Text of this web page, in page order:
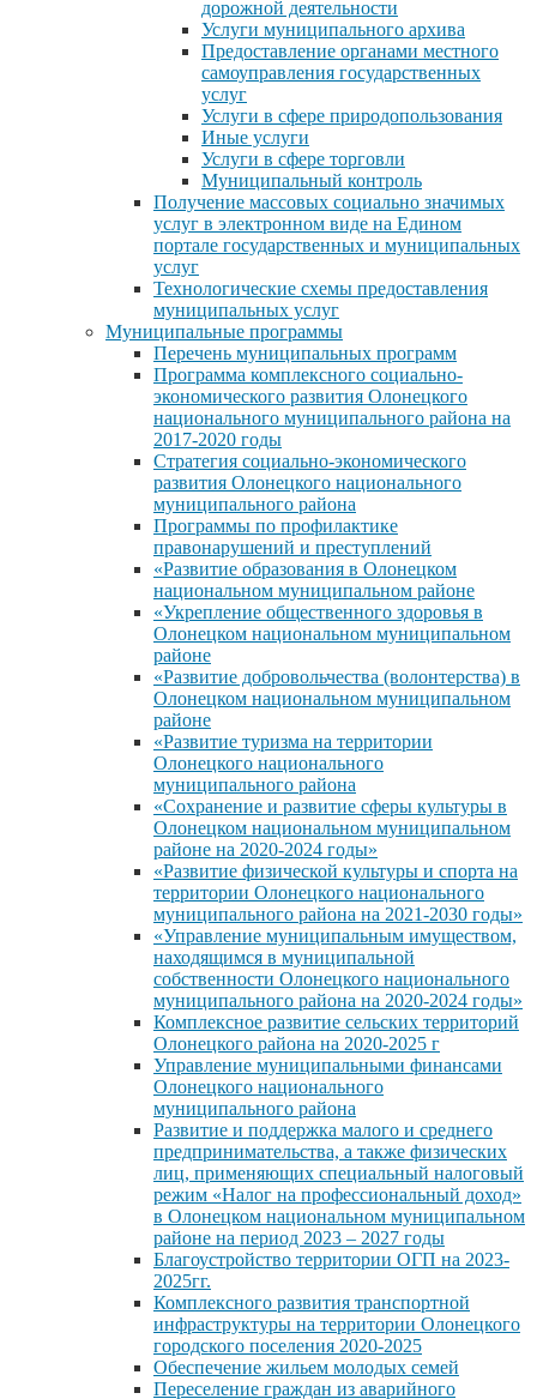
дорожной деятельности
Услуги муниципального архива
Предоставление органами местного
самоуправления государственных
услуг
Услуги в сфере природопользования
Иные услуги
Услуги в сфере торговли
Муниципальный контроль
Получение массовых социально значимых
услуг в электронном виде на Едином
портале государственных и муниципальных
услуг
Технологические схемы предоставления
муниципальных услуг
Муниципальные программы
Перечень муниципальных программ
Программа комплексного социально-
экономического развития Олонецкого
национального муниципального района на
2017-2020 годы
Стратегия социально-экономического
развития Олонецкого национального
муниципального района
Программы по профилактике
правонарушений и преступлений
«Развитие образования в Олонецком
национальном муниципальном районе
«Укрепление общественного здоровья в
Олонецком национальном муниципальном
районе
«Развитие добровольчества (волонтерства) в
Олонецком национальном муниципальном
районе
«Развитие туризма на территории
Олонецкого национального
муниципального района
«Сохранение и развитие сферы культуры в
Олонецком национальном муниципальном
районе на 2020-2024 годы»
«Развитие физической культуры и спорта на
территории Олонецкого национального
муниципального района на 2021-2030 годы»
«Управление муниципальным имуществом,
находящимся в муниципальной
собственности Олонецкого национального
муниципального района на 2020-2024 годы»
Комплексное развитие сельских территорий
Олонецкого района на 2020-2025 г
Управление муниципальными финансами
Олонецкого национального
муниципального района
Развитие и поддержка малого и среднего
предпринимательства, а также физических
лиц, применяющих специальный налоговый
режим «Налог на профессиональный доход»
в Олонецком национальном муниципальном
районе на период 2023 – 2027 годы
Благоустройство территории ОГП на 2023-
2025гг.
Комплексного развития транспортной
инфраструктуры на территории Олонецкого
городского поселения 2020-2025
Обеспечение жильем молодых семей
Переселение граждан из аварийного